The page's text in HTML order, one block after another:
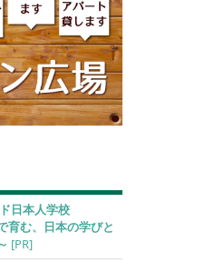
日本人学校
育む、日本の学びと
[PR]